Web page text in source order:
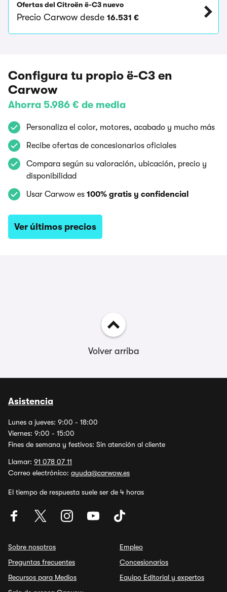
Ofertas del Citroën ë-C3 nuevo
Precio Carwow desde 16.531 €
Configura tu propio ë-C3 en
Carwow
Ahorra 5.986 € de media
Personaliza el color, motores, acabado y mucho más
Recibe ofertas de concesionarios oficiales
Compara según su valoración, ubicación, precio y
disponibilidad
Usar Carwow es 100% gratis y confidencial
Ver últimos precios
Volver arriba
Asistencia
Lunes a jueves: 9:00 - 18:00
Viernes: 9:00 - 15:00
Fines de semana y festivos: Sin atención al cliente
Llamar: 91 078 07 11
Correo electrónico: ayuda@carwow.es
El tiempo de respuesta suele ser de 4 horas
Sobre nosotros
Preguntas frecuentes
Recursos para Medios
Empleo
Concesionarios
Equipo Editorial y expertos